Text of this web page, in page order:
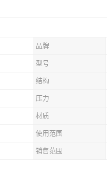
品牌
型号
结构
压力
材质
使用范围
销售范围